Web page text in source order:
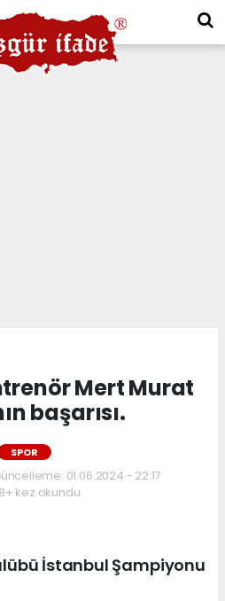
Mert Murat
başarısı.
SPOR
01.06.2024 - 22:17
kez okundu.
İstanbul Şampiyonu